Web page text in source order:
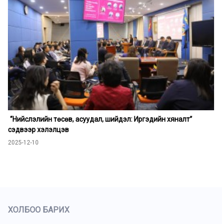
“Нийслэлийн төсөв, асуудал, шийдэл: Иргэдийн хяналт”
сэдвээр хэлэлцэв
2025-12-10
ХОЛБОО БАРИХ